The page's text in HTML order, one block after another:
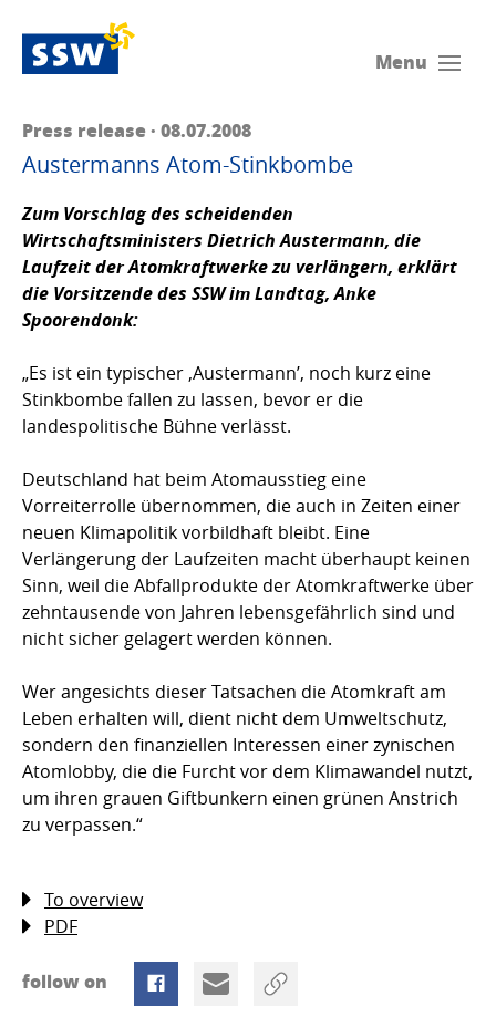
Menu
Press release · 08.07.2008
Austermanns Atom-Stinkbombe
Zum Vorschlag des scheidenden
Wirtschaftsministers Dietrich Austermann, die
Laufzeit der Atomkraftwerke zu verlängern, erklärt
die Vorsitzende des SSW im Landtag,Anke
Spoorendonk:
„Es ist ein typischer ‚Austermann’, noch kurz eine
Stinkbombe fallen zu lassen, bevor er die
landespolitische Bühne verlässt.
Deutschland hat beim Atomausstieg eine
Vorreiterrolle übernommen, die auch in Zeiten einer
neuen Klimapolitik vorbildhaft bleibt. Eine
Verlängerung der Laufzeiten macht überhaupt keinen
Sinn, weil die Abfallprodukte der Atomkraftwerke über
zehntausende von Jahren lebensgefährlich sind und
nicht sicher gelagert werden können.
Wer angesichts dieser Tatsachen die Atomkraft am
Leben erhalten will, dient nicht dem Umweltschutz,
sondern den finanziellen Interessen einer zynischen
Atomlobby, die die Furcht vor dem Klimawandel nutzt,
um ihren grauen Giftbunkern einen grünen Anstrich
zu verpassen.“
To overview
PDF
follow on